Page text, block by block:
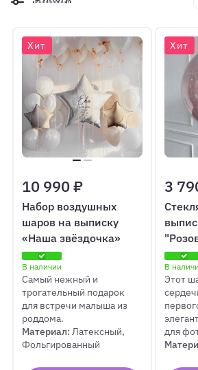
Хит
10 990 ₽
Набор воздушных
шаров на выписку
«Наша звёздочка»
В наличии
Самый нежный и
трогательный подарок
для встречи малыша из
роддома.
Материал:Латексный,
Фольгированный
Хит
3
В
Этот
для